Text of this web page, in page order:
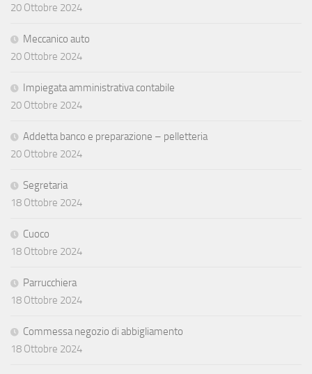
20 Ottobre 2024
Meccanico auto
20 Ottobre 2024
Impiegata amministrativa contabile
20 Ottobre 2024
Addetta banco e preparazione – pelletteria
20 Ottobre 2024
Segretaria
18 Ottobre 2024
Cuoco
18 Ottobre 2024
Parrucchiera
18 Ottobre 2024
Commessa negozio di abbigliamento
18 Ottobre 2024